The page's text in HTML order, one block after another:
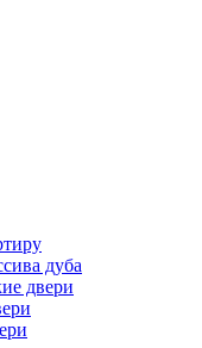
дуба
двери